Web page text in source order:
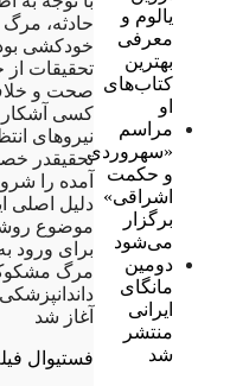
یالوم و
معرفی
بهترین
کتاب‌های
او
مراسم
«سهروردی
و حکمت
اشراقی»
برگزار
می‌شود
دومین
مانگای
ایرانی
منتشر
شد
حادثه، مرگ
خودکشی
تحقیقات از
صحت و
کسی
نیروهای
تحقیقدر
آمده را
دلیل اصلی
موضوع
برای ورود
مرگ
آغاز شد
فستیوال